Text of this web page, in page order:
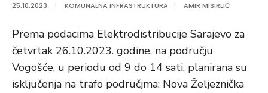
25.10.2023. | KOMUNALNA INFRASTRUKTURA | AMIR MISIRLIĆ
Prema podacima Elektrodistribucije Sarajevo za
četvrtak 26.10.2023. godine, na području
Vogošće, u periodu od 9 do 14 sati, planirana su
isključenja na trafo područjma: Nova Željeznička